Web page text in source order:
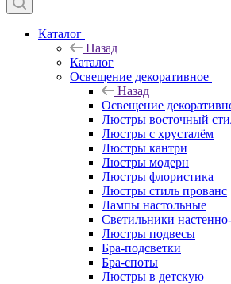
Каталог
Назад
Каталог
Освещение декоративное
Назад
Освещение
Люстры восточный
Люстры с хрусталём
Люстры кантри
Люстры модерн
Люстры флористика
Люстры стиль прованс
Лампы настольные
Светильники
Люстры подвесы
Бра-подсветки
Бра-споты
Люстры в детскую